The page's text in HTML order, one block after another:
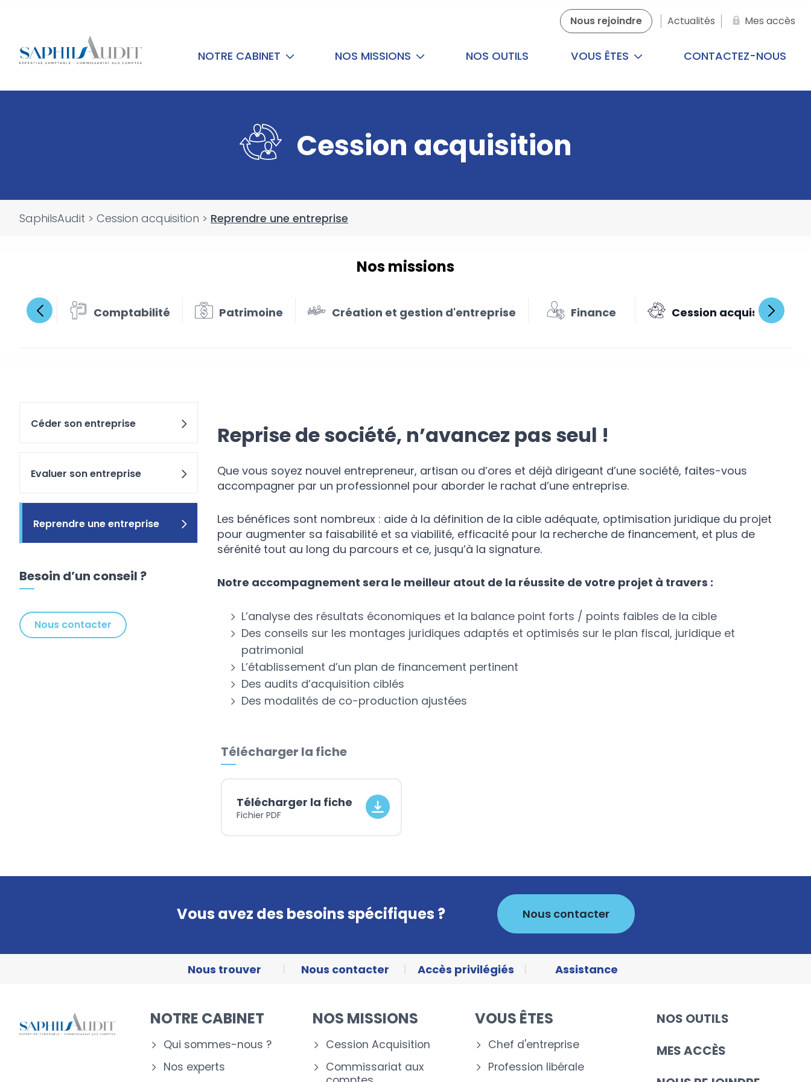
Nous rejoindre Actualités Mes accès
NOTRE CABINET NOS MISSIONS NOS OUTILS VOUS ÊTES CONTACTEZ-NOUS
Cession acquisition
SaphilsAudit > Cession acquisition > Reprendre une entreprise
Nos missions
Comptabilité Patrimoine Création et gestion d'entreprise Finance Cession acquisition
Céder son entreprise
Evaluer son entreprise
Reprendre une entreprise
Besoin d’un conseil ?
Nous contacter
Reprise de société, n’avancez pas seul !
Que vous soyez nouvel entrepreneur, artisan ou d’ores et déjà dirigeant d’une société, faites-vous
accompagner par un professionnel pour aborder le rachat d’une entreprise.
Les bénéfices sont nombreux : aide à la définition de la cible adéquate, optimisation juridique du projet
pour augmenter sa faisabilité et sa viabilité, efficacité pour la recherche de financement, et plus de
sérénité tout au long du parcours et ce, jusqu’à la signature.
Notre accompagnement sera le meilleur atout de la réussite de votre projet à travers :
L’analyse des résultats économiques et la balance point forts / points faibles de la cible
Des conseils sur les montages juridiques adaptés et optimisés sur le plan fiscal, juridique et
patrimonial
L’établissement d’un plan de financement pertinent
Des audits d’acquisition ciblés
Des modalités de co-production ajustées
Télécharger la fiche
Télécharger la fiche
Fichier PDF
Vous avez des besoins spécifiques ? Nous contacter
Nous trouver Nous contacter Accès privilégiés Assistance
NOTRE CABINET
Qui sommes-nous ?
Nos experts
NOS MISSIONS
Cession Acquisition
Commissariat aux
VOUS ÊTES
Chef d'entreprise
Profession libérale
NOS OUTILS
MES ACCÈS